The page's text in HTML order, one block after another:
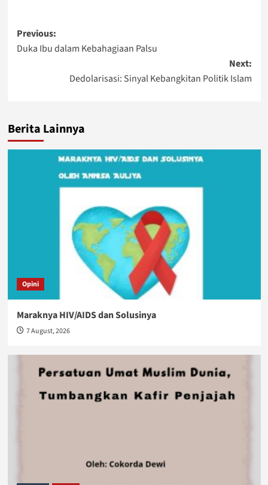
Post
navigation
Previous:
Duka Ibu dalam Kebahagiaan Palsu
Next:
Dedolarisasi: Sinyal Kebangkitan Politik Islam
Berita Lainnya
Opini
Maraknya HIV/AIDS dan Solusinya
7 August, 2026